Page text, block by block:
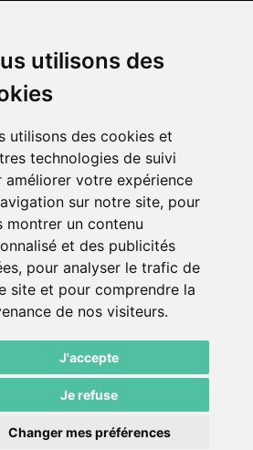
utilisons des
utilisons des cookies et
technologies de suivi
améliorer votre expérience
sur notre site, pour
montrer un contenu
et des publicités
pour analyser le trafic de
site et pour comprendre la
de nos visiteurs.
J'accepte
Je refuse
Changer mes préférences
32 725 03 03
05 05
Neuchâtel